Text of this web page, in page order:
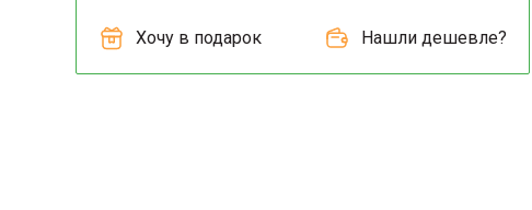
Хочу в подарок Нашли дешевле?